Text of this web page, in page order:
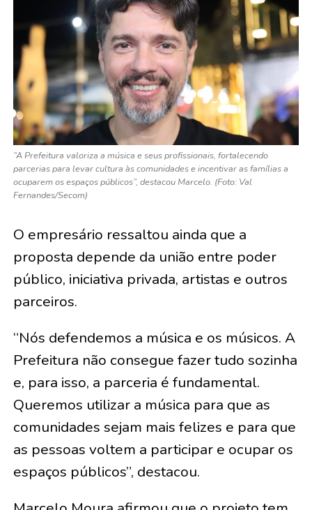
“A Prefeitura valoriza a música e seus profissionais, fortalecendo
parcerias para levar cultura às comunidades e incentivar as famílias a
ocuparem os espaços públicos”, destacou Marcelo. (Foto: Val
Fernandes/Secom)
O empresário ressaltou ainda que a
proposta depende da união entre poder
público, iniciativa privada, artistas e outros
parceiros.
“Nós defendemos a música e os músicos. A
Prefeitura não consegue fazer tudo sozinha
e, para isso, a parceria é fundamental.
Queremos utilizar a música para que as
comunidades sejam mais felizes e para que
as pessoas voltem a participar e ocupar os
espaços públicos”, destacou.